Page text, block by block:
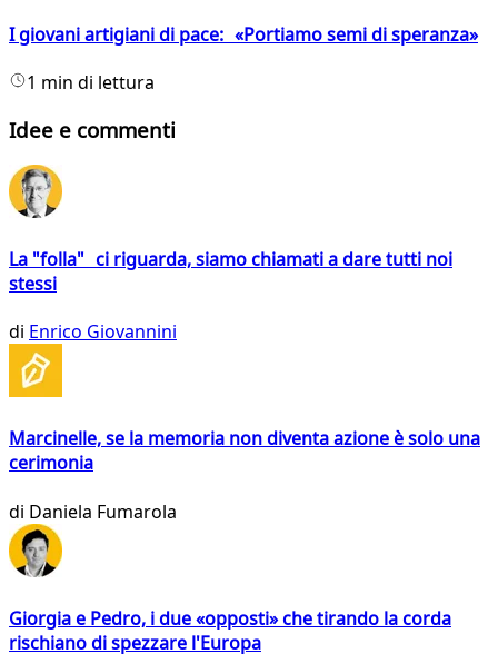
I giovani artigiani di pace: «Portiamo semi di speranza»
1 min di lettura
Idee e commenti
La "folla" ci riguarda, siamo chiamati a dare tutti noi
stessi
di Enrico Giovannini
Marcinelle, se la memoria non diventa azione è solo una
cerimonia
di Daniela Fumarola
Giorgia e Pedro, i due «opposti» che tirando la corda
rischiano di spezzare l'Europa